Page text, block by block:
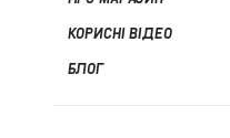
КОРИСНІ ВІДЕО
БЛОГ